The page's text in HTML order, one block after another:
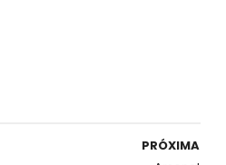
PRÓXIMA